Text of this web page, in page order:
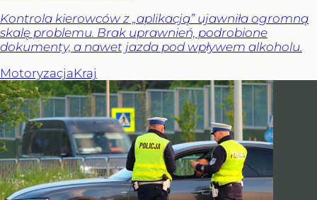
Kontrola kierowców z „aplikacją” ujawniła ogromną
skalę problemu. Brak uprawnień, podrobione
dokumenty, a nawet jazda pod wpływem alkoholu.
MotoryzacjaKraj